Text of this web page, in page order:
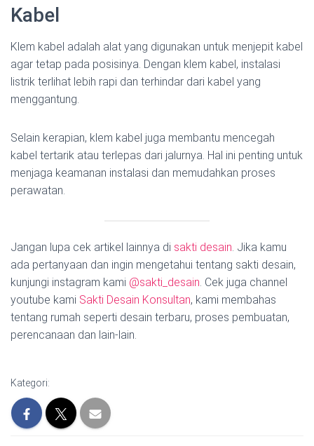
Kabel
Klem kabel adalah alat yang digunakan untuk menjepit kabel
agar tetap pada posisinya. Dengan klem kabel, instalasi
listrik terlihat lebih rapi dan terhindar dari kabel yang
menggantung.
Selain kerapian, klem kabel juga membantu mencegah
kabel tertarik atau terlepas dari jalurnya. Hal ini penting untuk
menjaga keamanan instalasi dan memudahkan proses
perawatan.
Jangan lupa cek artikel lainnya di sakti desain . Jika kamu
ada pertanyaan dan ingin mengetahui tentang sakti desain,
kunjungi instagram kami @sakti_desain . Cek juga channel
youtube kami Sakti Desain Konsultan, kami membahas
tentang rumah seperti desain terbaru, proses pembuatan,
perencanaan dan lain-lain.
Kategori: